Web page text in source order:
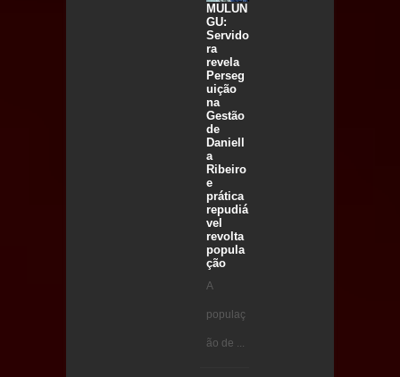
MULUN
GU:
Servido
ra
revela
Perseg
uição
na
Gestão
de
Daniell
a
Ribeiro
e
prática
repudiá
vel
revolta
popula
ção
A
populaç
ão de ...